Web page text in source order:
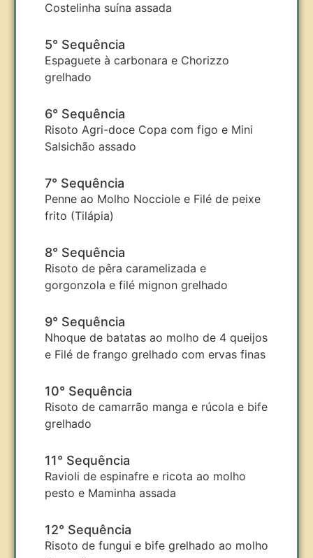
Costelinha suína assada
5° Sequência
Espaguete à carbonara e Chorizzo
grelhado
6° Sequência
Risoto Agri-doce Copa com figo e Mini
Salsichão assado
7° Sequência
Penne ao Molho Nocciole e Filé de peixe
frito (Tilápia)
8° Sequência
Risoto de pêra caramelizada e
gorgonzola e filé mignon grelhado
9° Sequência
Nhoque de batatas ao molho de 4 queijos
e Filé de frango grelhado com ervas finas
10° Sequência
Risoto de camarrão manga e rúcola e bife
grelhado
11° Sequência
Ravioli de espinafre e ricota ao molho
pesto e Maminha assada
12° Sequência
Risoto de fungui e bife grelhado ao molho